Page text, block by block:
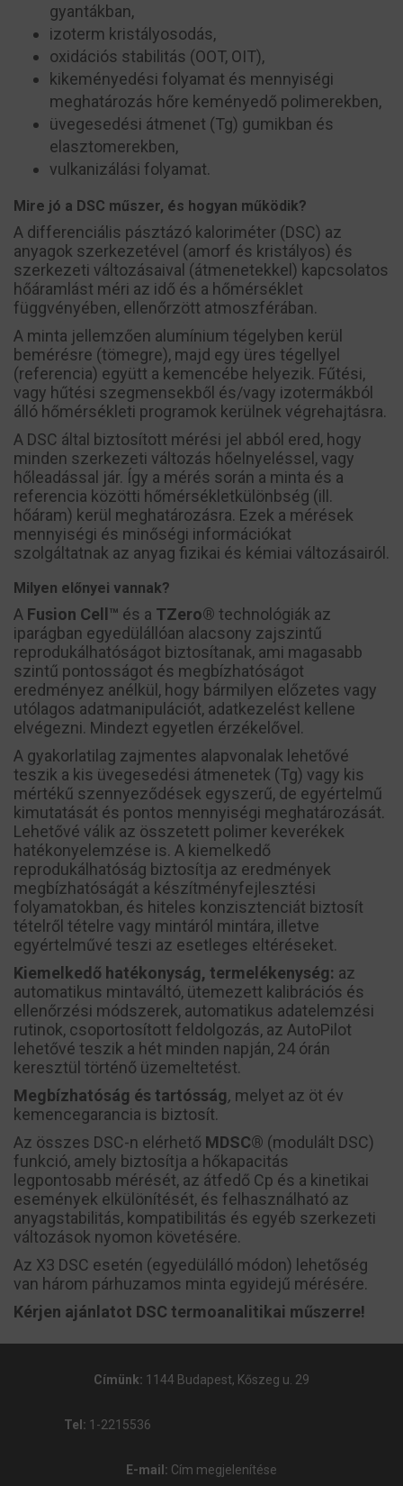
gyantákban,
izoterm kristályosodás,
oxidációs stabilitás (OOT, OIT),
kikeményedési folyamat és mennyiségi
meghatározás hőre keményedő polimerekben,
üvegesedési átmenet (Tg) gumikban és
elasztomerekben,
vulkanizálási folyamat.
Mire jó a DSC műszer, és hogyan működik?
A differenciális pásztázó kaloriméter (DSC) az
anyagok szerkezetével (amorf és kristályos) és
szerkezeti változásaival (átmenetekkel) kapcsolatos
hőáramlást méri az idő és a hőmérséklet
függvényében, ellenőrzött atmoszférában.
A minta jellemzően alumínium tégelyben kerül
bemérésre (tömegre), majd egy üres tégellyel
(referencia) együtt a kemencébe helyezik. Fűtési,
vagy hűtési szegmensekből és/vagy izotermákból
álló hőmérsékleti programok kerülnek végrehajtásra.
A DSC által biztosított mérési jel abból ered, hogy
minden szerkezeti változás hőelnyeléssel, vagy
hőleadással jár. Így a mérés során a minta és a
referencia közötti hőmérsékletkülönbség (ill.
hőáram) kerül meghatározásra. Ezek a mérések
mennyiségi és minőségi információkat
szolgáltatnak az anyag fizikai és kémiai változásairól.
Milyen előnyei vannak?
A Fusion Cell™ és a TZero® technológiák az
iparágban egyedülállóan alacsony zajszintű
reprodukálhatóságot biztosítanak, ami magasabb
szintű pontosságot és megbízhatóságot
eredményez anélkül, hogy bármilyen előzetes vagy
utólagos adatmanipulációt, adatkezelést kellene
elvégezni. Mindezt egyetlen érzékelővel.
A gyakorlatilag zajmentes alapvonalak lehetővé
teszik a kis üvegesedési átmenetek (Tg) vagy kis
mértékű szennyeződések egyszerű, de egyértelmű
kimutatását és pontos mennyiségi meghatározását.
Lehetővé válik az összetett polimer keverékek
hatékonyelemzése is. A kiemelkedő
reprodukálhatóság biztosítja az eredmények
megbízhatóságát a készítményfejlesztési
folyamatokban, és hiteles konzisztenciát biztosít
tételről tételre vagy mintáról mintára, illetve
egyértelművé teszi az esetleges eltéréseket.
Kiemelkedő hatékonyság, termelékenység: az
automatikus mintaváltó, ütemezett kalibrációs és
ellenőrzési módszerek, automatikus adatelemzési
rutinok, csoportosított feldolgozás, az AutoPilot
lehetővé teszik a hét minden napján, 24 órán
keresztül történő üzemeltetést.
Megbízhatóság és tartósság, melyet az öt év
kemencegarancia is biztosít.
Az összes DSC-n elérhető MDSC® (modulált DSC)
funkció, amely biztosítja a hőkapacitás
legpontosabb mérését, az átfedő Cp és a kinetikai
események elkülönítését, és felhasználható az
anyagstabilitás, kompatibilitás és egyéb szerkezeti
változások nyomon követésére.
Az X3 DSC esetén (egyedülálló módon) lehetőség
van három párhuzamos minta egyidejű mérésére.
Kérjen ajánlatot DSC termoanalitikai műszerre!
Címünk: 1144 Budapest, Kőszeg u. 29
Tel: 1-2215536
E-mail: Cím megjelenítése